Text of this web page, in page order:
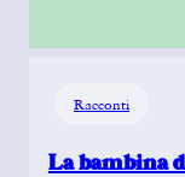
Racconti
La bambina